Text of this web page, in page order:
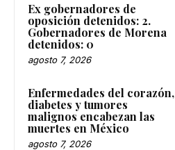
Ex gobernadores de
oposición detenidos: 2.
Gobernadores de Morena
detenidos: 0
agosto 7, 2026
Enfermedades del corazón,
diabetes y tumores
malignos encabezan las
muertes en México
agosto 7, 2026